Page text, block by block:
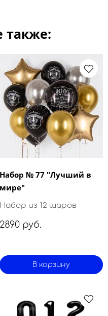
также:
Набор № 77 "Лучший в
мире"
Набор из 12 шаров
2890 руб.
В корзину